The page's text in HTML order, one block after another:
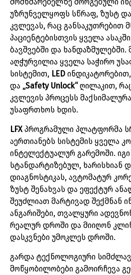
უზრუნველყოფს სწრაფ, ზუსტ და
კვლევას, რაც განსაკუთრებით
პაციენტებისთვის ყველა ასაკში
ბავშვებში და ხანდაზმულებში.
აღჭურვილია ყველა საჭირო
სისტემით, LED ინდიკატორებით,
და „Safety Unlock“ღილაკით,
კვლევის პროცესს
უსაფრთხოს ხდის.
LFX პროგრამული პლატფორმა
აერთიანებს სისტემის ყველა
ინტელექტუალურ გარემოში. იგი
სტანდარტიზებულ, ხარისხიან
დიაგნოსტიკას, ავტომატურ
ზუსტ შენახვას და ეფექტურ
შეუძლიათ მარტივად შექმნან
ანგარიშები, თვალყური
რეალურ დროში და მიიღონ
დასკვნები უმოკლეს დროში.
გარდა ტექნოლოგიური
მოწყობილობები გამოირჩევა